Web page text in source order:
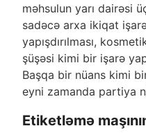
məhsulun yarı dairəsi
sadəcə arxa ikiqat
yapışdırılması,
şüşəsi kimi bir işarə
Başqa bir nüans kimi
eyni zamanda partiya
Etiketləmə